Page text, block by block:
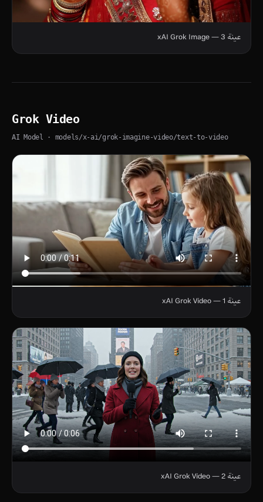
عينة 3 — xAI Grok Image
Grok Video
AI Model · models/x-ai/grok-imagine-video/text-to-video
عينة 1 — xAI Grok Video
عينة 2 — xAI Grok Video